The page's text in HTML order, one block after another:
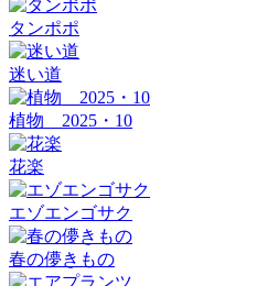
タンポポ
迷い道
植物 2025・10
花楽
エゾエンゴサク
春の儚きもの